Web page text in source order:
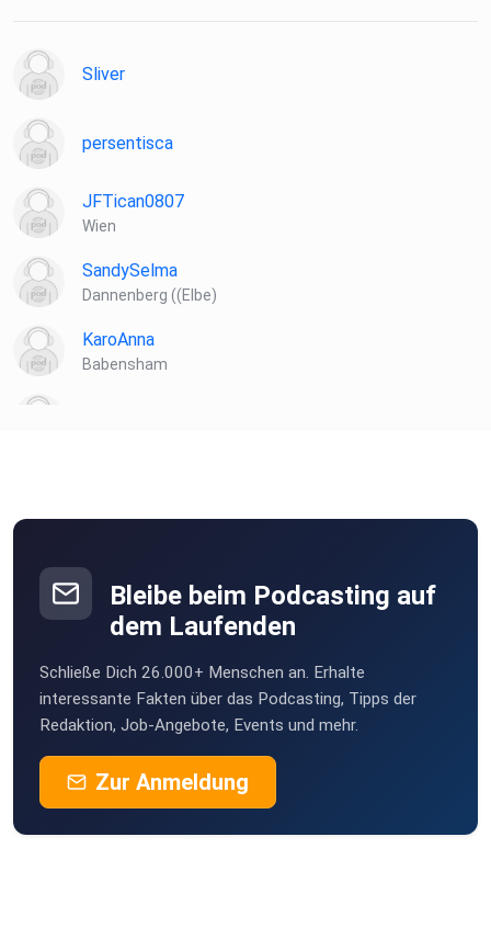
Sliver
persentisca
JFTican0807
Wien
SandySelma
Dannenberg ((Elbe)
KaroAnna
Babensham
Wien
sabs4u
Wien
Wien
Bleibe beim Podcasting auf
dem Laufenden
Schließe Dich 26.000+ Menschen an. Erhalte
interessante Fakten über das Podcasting, Tipps der
Redaktion, Job-Angebote, Events und mehr.
Zur Anmeldung